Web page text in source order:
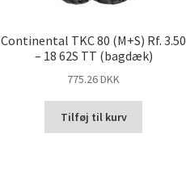
Continental TKC 80 (M+S) Rf. 3.50
– 18 62S TT (bagdæk)
775.26 DKK
Tilføj til kurv